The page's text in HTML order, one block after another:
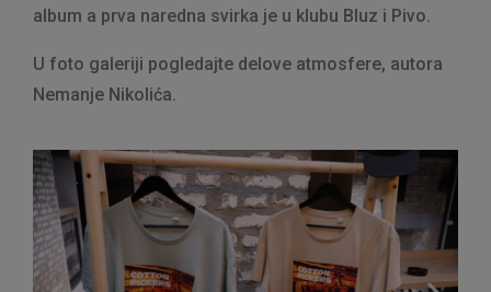
album a prva naredna svirka je u klubu Bluz i Pivo.
U foto galeriji pogledajte delove atmosfere, autora
Nemanje Nikolića.